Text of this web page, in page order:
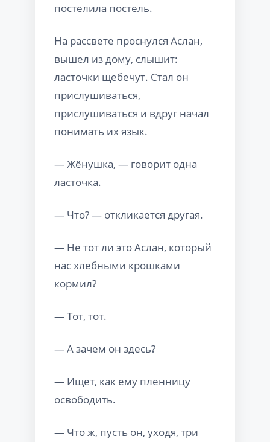
постелила постель.
На рассвете проснулся Аслан,
вышел из дому, слышит:
ласточки щебечут. Стал он
прислушиваться,
прислушиваться и вдруг начал
понимать их язык.
— Жёнушка, — говорит одна
ласточка.
— Что? — откликается другая.
— Не тот ли это Аслан, который
нас хлебными крошками
кормил?
— Тот, тот.
— А зачем он здесь?
— Ищет, как ему пленницу
освободить.
— Что ж, пусть он, уходя, три